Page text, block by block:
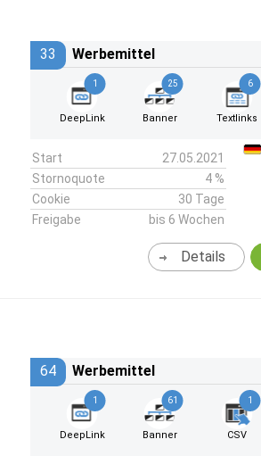
33 Werbemittel
1
DeepLink
25
Banner
6
Textlinks
Start
27.05.2021
Stornoquote
4 %
Cookie
30 Tage
Freigabe
bis 6 Wochen
Details
64 Werbemittel
1
DeepLink
61
Banner
1
CSV